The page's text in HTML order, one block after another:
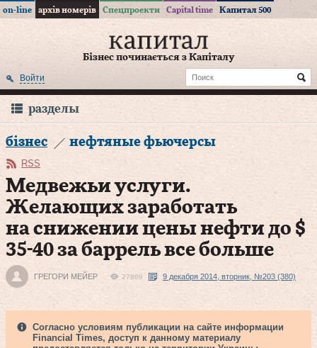
on-line архів номерів Спецпроекти Capital time Капитал 500
Бізнес починається з Капіталу
Войти
разделы
бізнес нефтяные фьючерсы
RSS
Медвежьи услуги.
Желающих заработать
на снижении цены нефти до $
35‑40 за баррель все больше
ГРЕГОРИ МЕЙЕР 27869 9 декабря 2014, вторник, №203 (380)
Согласно условиям публикации на сайте информации
Financial Times, доступ к данному материалу